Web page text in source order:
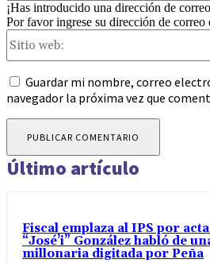
¡Has introducido una dirección de
Por favor ingrese su dirección de correo
Guardar mi nombre, correo
navegador la próxima vez que
Último artículo
Fiscal emplaza al IPS por
“José’i” González habló de
millonaria digitada por Peña